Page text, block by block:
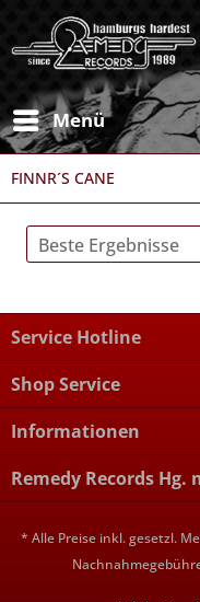
Menü
FINNR´S CANE
Service Hotline
Shop Service
Informationen
Remedy Records Hg.
* Alle Preise inkl. gesetzl.